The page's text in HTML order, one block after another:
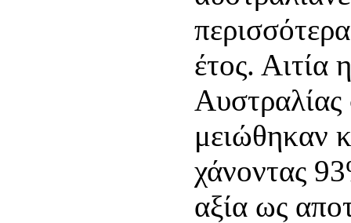
έτος. Αιτία
μειώθηκαν
χάνοντας
αξία ως